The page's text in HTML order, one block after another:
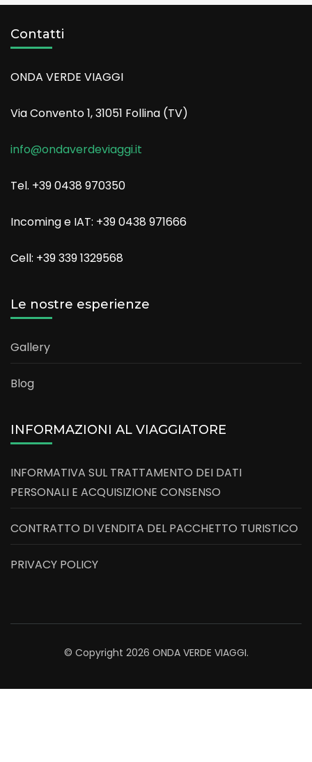
Contatti
ONDA VERDE VIAGGI
Via Convento 1, 31051 Follina (TV)
info@ondaverdeviaggi.it
Tel. +39 0438 970350
Incoming e IAT: +39 0438 971666
Cell: +39 339 1329568
Le nostre esperienze
Gallery
Blog
INFORMAZIONI AL VIAGGIATORE
INFORMATIVA SUL TRATTAMENTO DEI DATI
PERSONALI E ACQUISIZIONE CONSENSO
CONTRATTO DI VENDITA DEL PACCHETTO TURISTICO
PRIVACY POLICY
© Copyright 2026 ONDA VERDE VIAGGI.